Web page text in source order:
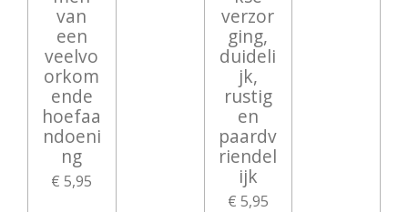
van
een
veelvo
orkom
ende
hoefaa
ndoeni
ng
€ 5,95
verzor
ging,
duideli
jk,
rustig
en
paardv
riendel
ijk
€ 5,95